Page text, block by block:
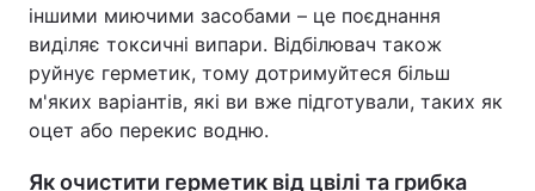
іншими миючими засобами – це поєднання
виділяє токсичні випари. Відбілювач також
руйнує герметик, тому дотримуйтеся більш
м'яких варіантів, які ви вже підготували, таких як
оцет або перекис водню.
Як очистити герметик від цвілі та грибка